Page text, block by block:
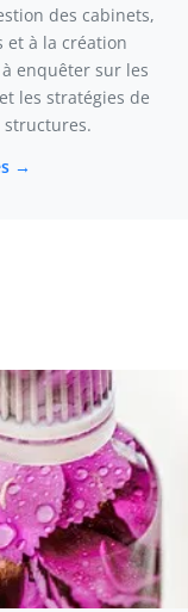
des cabinets,
et à la création
à enquêter sur les
les stratégies de
structures.
→